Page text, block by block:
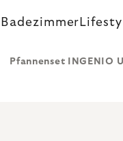
Badezimmer
Pfannenset INGENIO